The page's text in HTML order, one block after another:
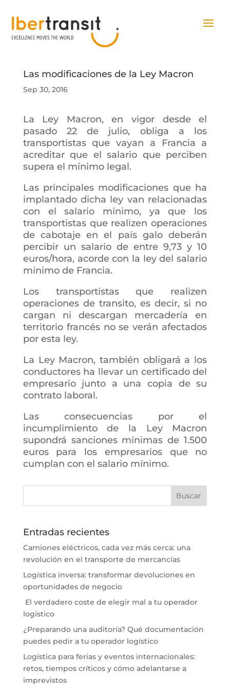
Las modificaciones de la Ley Macron
Sep 30, 2016
La Ley Macron, en vigor desde el
pasado 22 de julio, obliga a los
transportistas que vayan a Francia a
acreditar que el salario que perciben
supera el mínimo legal.
Las principales modificaciones que ha
implantado dicha ley van relacionadas
con el salario mínimo, ya que los
transportistas que realizen operaciones
de cabotaje en el país galo deberán
percibir un salario de entre 9,73 y 10
euros/hora, acorde con la ley del salario
mínimo de Francia.
Los transportistas que realizen
operaciones de transito, es decir, si no
cargan ni descargan mercadería en
territorio francés no se verán afectados
por esta ley.
La Ley Macron, también obligará a los
conductores ha llevar un certificado del
empresario junto a una copia de su
contrato laboral.
Las consecuencias por el
incumplimiento de la Ley Macron
supondrá sanciones mínimas de 1.500
euros para los empresarios que no
cumplan con el salario mínimo.
Entradas recientes
Camiones eléctricos, cada vez más cerca: una
revolución en el transporte de mercancías
Logística inversa: transformar devoluciones en
oportunidades de negocio
El verdadero coste de elegir mal a tu operador
logístico
¿Preparando una auditoría? Qué documentación
puedes pedir a tu operador logístico
Logística para ferias y eventos internacionales:
retos, tiempos críticos y cómo adelantarse a
imprevistos